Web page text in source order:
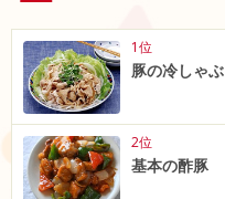
1位
豚の冷しゃぶ
2位
基本の酢豚